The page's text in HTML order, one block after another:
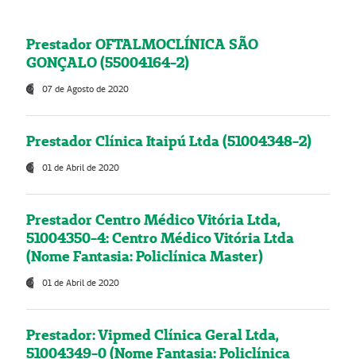
Prestador OFTALMOCLÍNICA SÃO
GONÇALO (55004164-2)
07 de Agosto de 2020
Prestador Clínica Itaipú Ltda (51004348-2)
01 de Abril de 2020
Prestador Centro Médico Vitória Ltda,
51004350-4: Centro Médico Vitória Ltda
(Nome Fantasia: Policlínica Master)
01 de Abril de 2020
Prestador: Vipmed Clínica Geral Ltda,
51004349-0 (Nome Fantasia: Policlínica